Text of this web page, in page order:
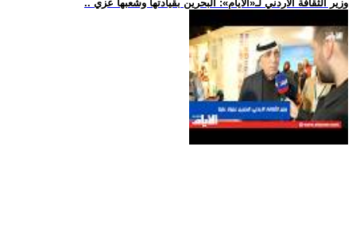
.. وزير الثقافة الأردني لـ«الأيام»: البحرين بقيادتها وشعبها عزي